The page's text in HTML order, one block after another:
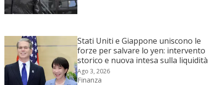
Stati Uniti e Giappone uniscono le
forze per salvare lo yen: intervento
storico e nuova intesa sulla liquidità
Ago 3, 2026
Finanza